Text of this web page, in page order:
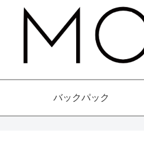
バックパック